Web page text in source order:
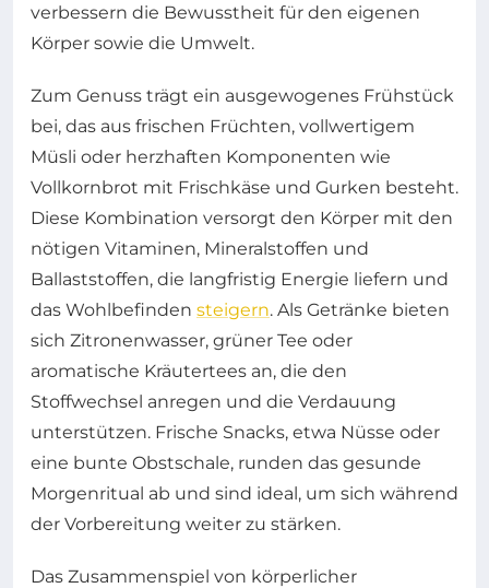
verbessern die Bewusstheit für den eigenen
Körper sowie die Umwelt.
Zum Genuss trägt ein ausgewogenes Frühstück
bei, das aus frischen Früchten, vollwertigem
Müsli oder herzhaften Komponenten wie
Vollkornbrot mit Frischkäse und Gurken besteht.
Diese Kombination versorgt den Körper mit den
nötigen Vitaminen, Mineralstoffen und
Ballaststoffen, die langfristig Energie liefern und
das Wohlbefinden steigern. Als Getränke bieten
sich Zitronenwasser, grüner Tee oder
aromatische Kräutertees an, die den
Stoffwechsel anregen und die Verdauung
unterstützen. Frische Snacks, etwa Nüsse oder
eine bunte Obstschale, runden das gesunde
Morgenritual ab und sind ideal, um sich während
der Vorbereitung weiter zu stärken.
Das Zusammenspiel von körperlicher